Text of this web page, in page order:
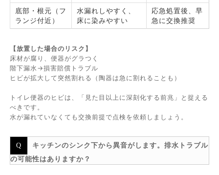
底部・根元（フ
ランジ付近）
水漏れしやすく、
床に染みやすい
応急処置後、早
急に交換推奨
【放置した場合のリスク】
床材が腐り、便器がグラつく
階下漏水→損害賠償トラブル
ヒビが拡大して突然割れる（陶器は急に割れることも）
トイレ便器のヒビは、「見た目以上に深刻化する前兆」と捉える
べきです。
水が漏れていなくても交換前提で点検を依頼しましょう。
キッチンのシンク下から異音がします。排水トラブル
の可能性はありますか？